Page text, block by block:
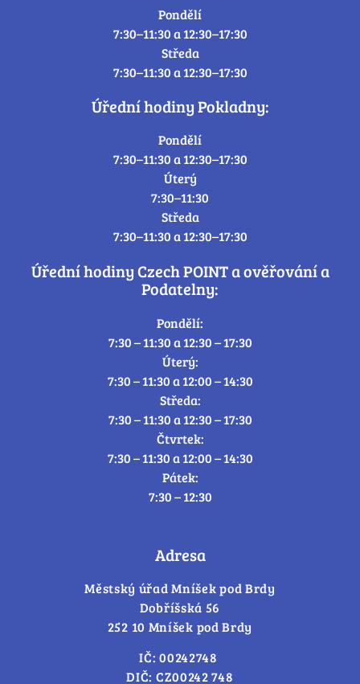
Pondělí
7:30–11:30 a 12:30–17:30
Středa
7:30–11:30 a 12:30–17:30
Úřední hodiny Pokladny:
Pondělí
7:30–11:30 a 12:30–17:30
Úterý
7:30–11:30
Středa
7:30–11:30 a 12:30–17:30
Úřední hodiny Czech POINT a ověřování a
Podatelny:
Pondělí:
7:30 – 11:30 a 12:30 – 17:30
Úterý:
7:30 – 11:30 a 12:00 – 14:30
Středa:
7:30 – 11:30 a 12:30 – 17:30
Čtvrtek:
7:30 – 11:30 a 12:00 – 14:30
Pátek:
7:30 – 12:30
Adresa
Městský úřad Mníšek pod Brdy
Dobříšská 56
252 10 Mníšek pod Brdy
IČ: 00242748
DIČ: CZ00242 748